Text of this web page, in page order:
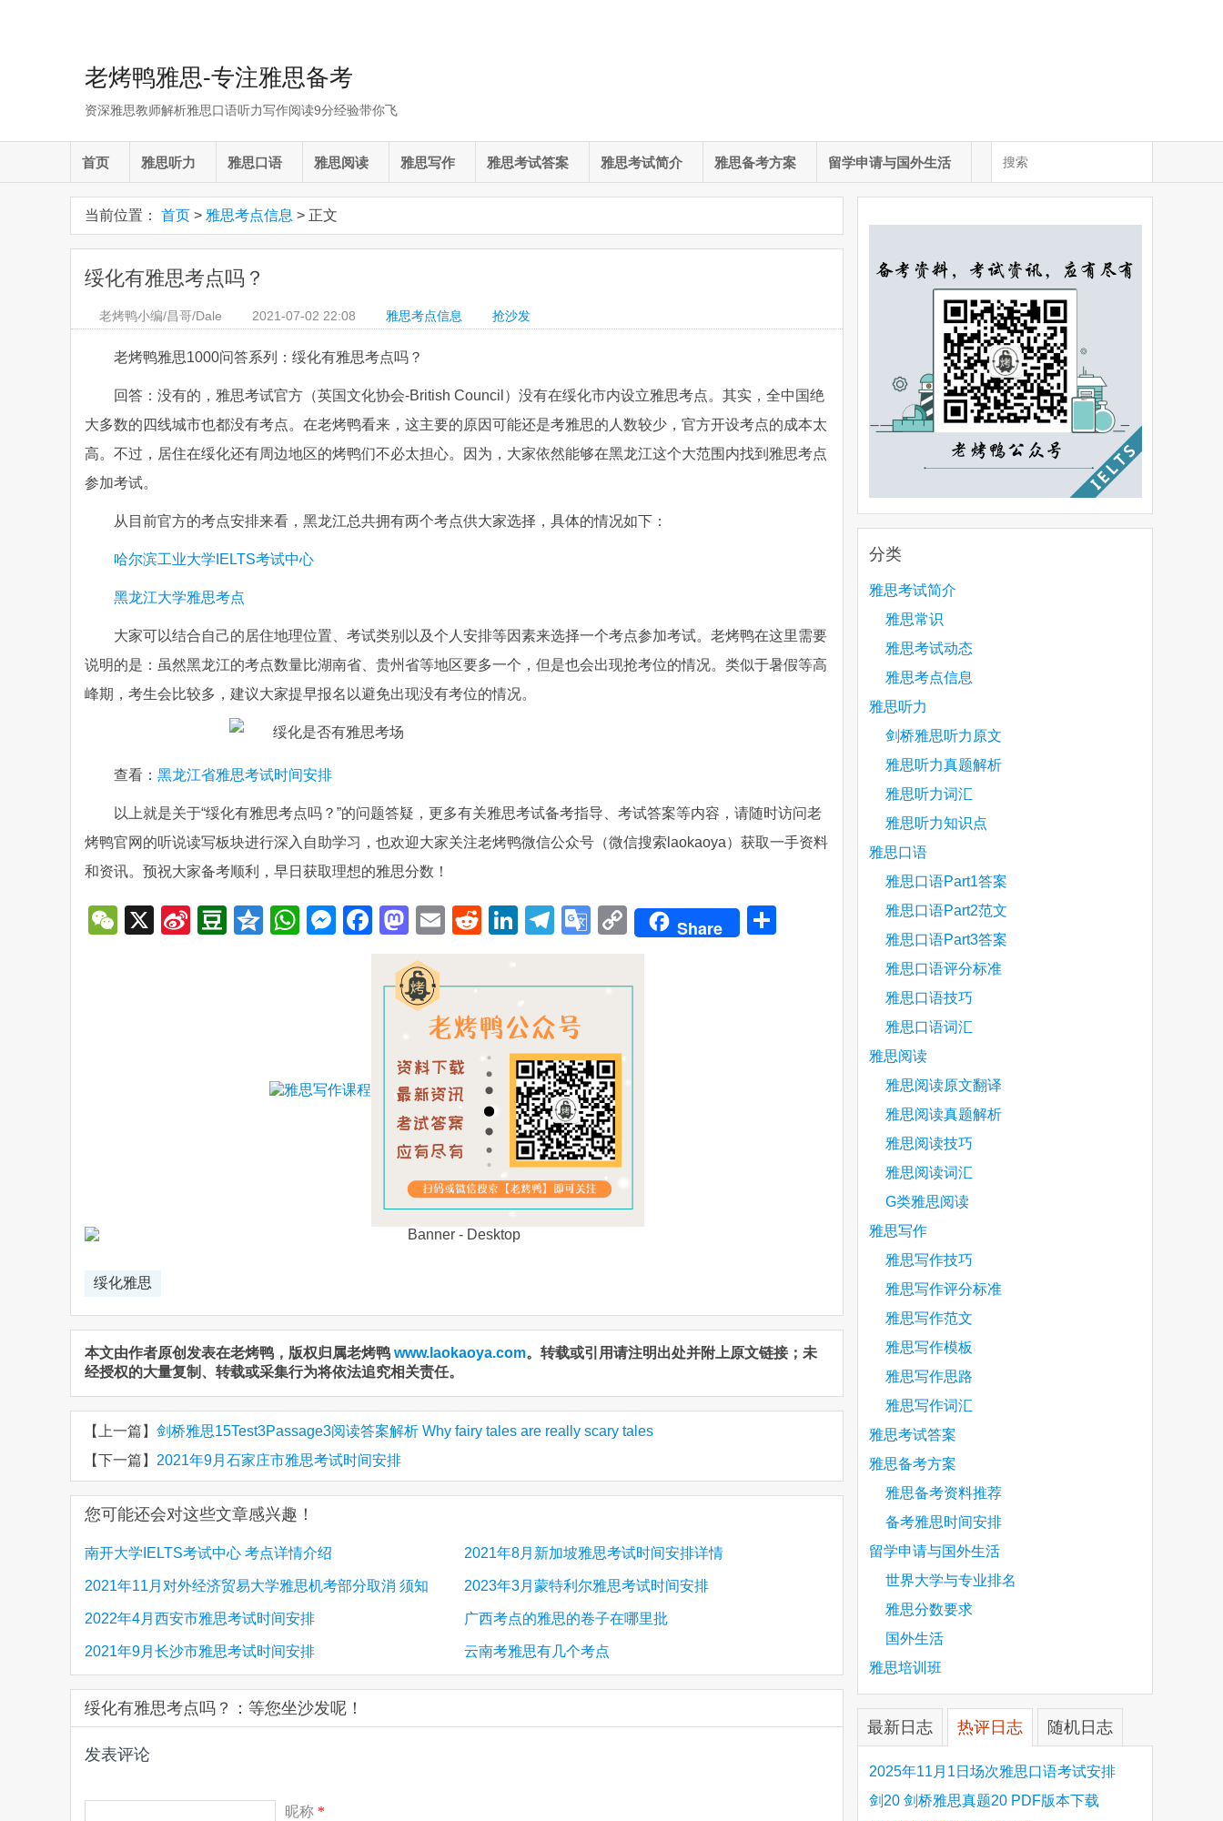
老烤鸭雅思-专注雅思备考
资深雅思教师解析雅思口语听力写作阅读9分经验带你飞
首页 雅思听力 雅思口语 雅思阅读 雅思写作 雅思考试答案 雅思考试简介 雅思备考方案 留学申请与国外生活
当前位置： 首页 > 雅思考点信息 > 正文
绥化有雅思考点吗？
老烤鸭小编/昌哥/Dale 2021-07-02 22:08 雅思考点信息 抢沙发
老烤鸭雅思1000问答系列：绥化有雅思考点吗？
回答：没有的，雅思考试官方（英国文化协会-British Council）没有在绥化市内设立雅思考点。其实，全中国绝
大多数的四线城市也都没有考点。在老烤鸭看来，这主要的原因可能还是考雅思的人数较少，官方开设考点的成本太
高。不过，居住在绥化还有周边地区的烤鸭们不必太担心。因为，大家依然能够在黑龙江这个大范围内找到雅思考点
参加考试。
从目前官方的考点安排来看，黑龙江总共拥有两个考点供大家选择，具体的情况如下：
哈尔滨工业大学IELTS考试中心
黑龙江大学雅思考点
大家可以结合自己的居住地理位置、考试类别以及个人安排等因素来选择一个考点参加考试。老烤鸭在这里需要
说明的是：虽然黑龙江的考点数量比湖南省、贵州省等地区要多一个，但是也会出现抢考位的情况。类似于暑假等高
峰期，考生会比较多，建议大家提早报名以避免出现没有考位的情况。
查看： 黑龙江省雅思考试时间安排
以上就是关于“绥化有雅思考点吗？”的问题答疑，更多有关雅思考试备考指导、考试答案等内容，请随时访问老
烤鸭官网的听说读写板块进行深入自助学习，也欢迎大家关注老烤鸭微信公众号（微信搜索laokaoya）获取一手资料
和资讯。预祝大家备考顺利，早日获取理想的雅思分数！
WeChat
X
SinaDouban
QzoneWhatsApp
Messenger
Facebook
Mastodon
EmailRedditLinkedIn
Telegram
Google
CopyShare
绥化雅思
本文由作者原创发表在老烤鸭，版权归属老烤鸭 www.laokaoya.com。转载或引用请注明出处并附上原文链接；未
经授权的大量复制、转载或采集行为将依法追究相关责任。
【上一篇】 剑桥雅思15Test3Passage3阅读答案解析 Why fairy tales are really scary tales
【下一篇】 2021年9月石家庄市雅思考试时间安排
您可能还会对这些文章感兴趣！
南开大学IELTS考试中心 考点详情介绍 2021年8月新加坡雅思考试时间安排详情
2021年11月对外经济贸易大学雅思机考部分取消 须知 2023年3月蒙特利尔雅思考试时间安排
2022年4月西安市雅思考试时间安排 广西考点的雅思的卷子在哪里批
2021年9月长沙市雅思考试时间安排 云南考雅思有几个考点
绥化有雅思考点吗？：等您坐沙发呢！
发表评论
昵称 *
分类
雅思考试简介
雅思常识
雅思考试动态
雅思考点信息
雅思听力
剑桥雅思听力原文
雅思听力真题解析
雅思听力词汇
雅思听力知识点
雅思口语
雅思口语Part1答案
雅思口语Part2范文
雅思口语Part3答案
雅思口语评分标准
雅思口语技巧
雅思口语词汇
雅思阅读
雅思阅读原文翻译
雅思阅读真题解析
雅思阅读技巧
雅思阅读词汇
G类雅思阅读
雅思写作
雅思写作技巧
雅思写作评分标准
雅思写作范文
雅思写作模板
雅思写作思路
雅思写作词汇
雅思考试答案
雅思备考方案
雅思备考资料推荐
备考雅思时间安排
留学申请与国外生活
世界大学与专业排名
雅思分数要求
国外生活
雅思培训班
最新日志 热评日志 随机日志
2025年11月1日场次雅思口语考试安排
剑20 剑桥雅思真题20 PDF版本下载